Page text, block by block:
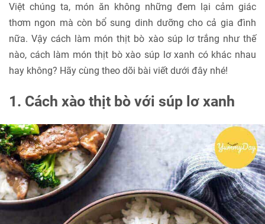
Việt chúng ta, món ăn không những đem lại cảm giác
thơm ngon mà còn bổ sung dinh dưỡng cho cả gia đình
nữa. Vậy cách làm món thịt bò xào súp lơ trắng như thế
nào, cách làm món thịt bò xào súp lơ xanh có khác nhau
hay không? Hãy cùng theo dõi bài viết dưới đây nhé!
1. Cách xào thịt bò với súp lơ xanh